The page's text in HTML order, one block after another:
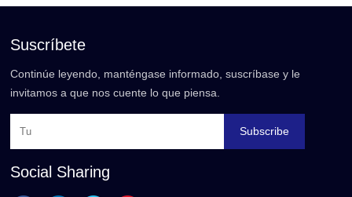
Suscríbete
Continúe leyendo, manténgase informado, suscríbase y le
invitamos a que nos cuente lo que piensa.
Subscribe
Social Sharing